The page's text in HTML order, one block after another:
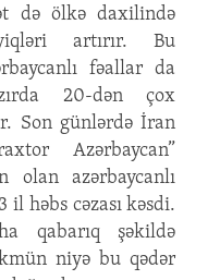
də ölkə daxilində
artırır. Bu
fəallar da
20-dən çox
Son günlərdə İran
Azərbaycan”
olan azərbaycanlı
il həbs cəzası kəsdi.
qabarıq şəkildə
niyə bu qədər